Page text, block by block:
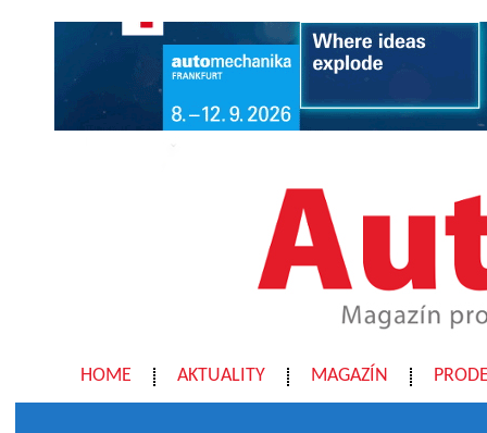
HOME AKTUALITY MAGAZÍN